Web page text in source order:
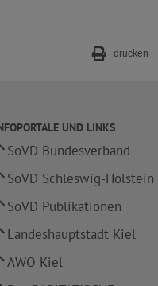
drucken
UND LINKS
SoVD Bundesverband
SoVD Schleswig-Holstein
SoVD Publikationen
Landeshauptstadt Kiel
AWO Kiel